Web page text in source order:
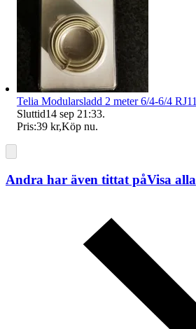
Telia Modularsladd 2 meter 6/4-6/4 RJ11
Sluttid14 sep 21:33.
Pris:39 kr,Köp nu.
Andra har även tittat påVisa alla